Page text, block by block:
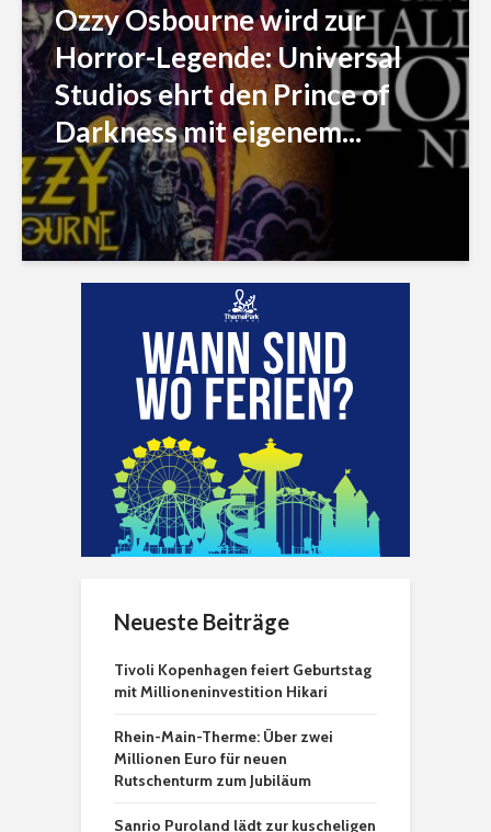
Ozzy Osbourne wird zur
Horror-Legende: Universal
Studios ehrt den Prince of
Darkness mit eigenem...
Neueste Beiträge
Tivoli Kopenhagen feiert Geburtstag
mit Millioneninvestition Hikari
Rhein-Main-Therme: Über zwei
Millionen Euro für neuen
Rutschenturm zum Jubiläum
Sanrio Puroland lädt zur kuscheligen